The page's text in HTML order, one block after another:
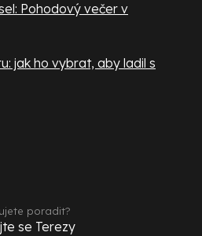
Pohodový večer v
jak ho vybrat, aby ladil s
poradit?
se Terezy